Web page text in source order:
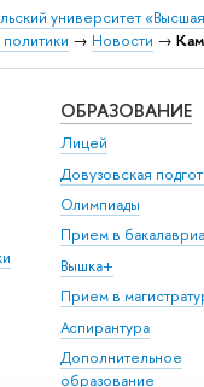
университет
→ Новости →
ОБРАЗОВАНИЕ
Лицей
Довузовская
Олимпиады
Прием в
Вышка+
Прием в
Аспирантура
Дополнительное
образование